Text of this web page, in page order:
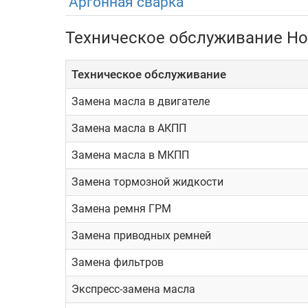
Эксплуатация
Основные системы Elysion имеют достаточно
больших пробегах. Однако, эта ситуация
выбирать только оригинальные элементы
Куда обратиться?
Большой выбор сервисных центров в Москве,
Следовательно, для ремонта Honda Elysion Вы
отличным выбором станет автосервис Токио
неполадок.
Некоторые преимущества ремонта Honda
Бесплатная диагностика
Техническое обслуживание
Техническое обслуживание
Замена масла в двигателе
Замена масла в АКПП
Замена масла в МКПП
Замена тормозной жидкости
Замена ремня ГРМ
Замена приводных ремней
Замена фильтров
Экспресс-замена масла